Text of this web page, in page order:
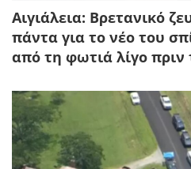
Αιγιάλεια: Βρετανικό
πάντα για το νέο του
από τη φωτιά λίγο πριν